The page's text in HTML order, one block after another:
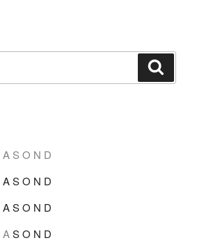
A S O N D
ASO N D
ASO N D
ASO N D